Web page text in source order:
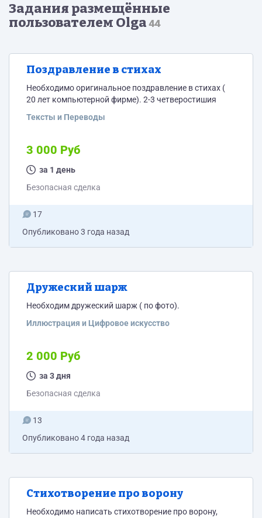
Задания размещённые
пользователем Olga44
Поздравление в стихах
Необходимо оригинальное поздравление в стихах (
20 лет компьютерной фирме). 2-3 четверостишия
Тексты и Переводы
3 000 Руб
за 1 день
Безопасная сделка
17
Опубликовано3 года назад
Дружеский шарж
Необходим дружеский шарж ( по фото).
Иллюстрация и Цифровое искусство
2 000 Руб
за 3 дня
Безопасная сделка
13
Опубликовано4 года назад
Стихотворение про ворону
Необходимо написать стихотворение про ворону,